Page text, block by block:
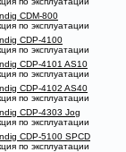
CDM-800
по эксплуатации
CDP-4100
по эксплуатации
CDP-4101 AS10
по эксплуатации
CDP-4102 AS40
по эксплуатации
CDP-4303 Jog
по эксплуатации
CDP-5100 SPCD
по эксплуатации